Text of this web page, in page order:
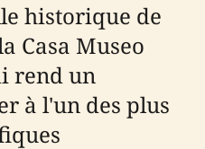
historique de
Casa Museo
rend un
à l'un des plus